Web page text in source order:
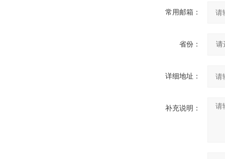
常用邮箱：
省份：
详细地址：
补充说明：